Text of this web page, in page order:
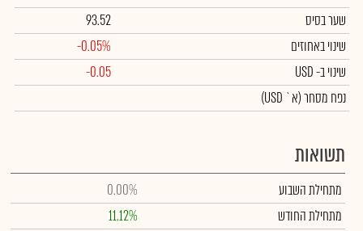
שער בסיס
93.52
שינוי באחוזים
-0.05%
שינויב- USD
-0.05
נפח מסחר(א` USD)
תשואות
מתחילת השבוע
0.00%
מתחילת החודש
11.12%